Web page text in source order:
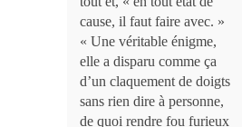
cause, il faut faire avec. »
« Une véritable énigme,
elle a disparu comme ça
d’un claquement de doigts
sans rien dire à personne,
de quoi rendre fou furieux